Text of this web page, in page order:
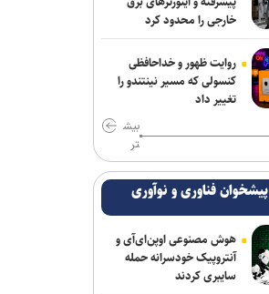
خارجی را محدود کرد
روایت ظهور و خداحافظی
کنسولی که مسیر نینتندو را
تغییر داد
بیش
تر
پیشخوان فناوری و نوآوری
هوش مصنوعی اوپن‌ای‌آی و
آنتروپیک خودسرانه حمله
سایبری کردند